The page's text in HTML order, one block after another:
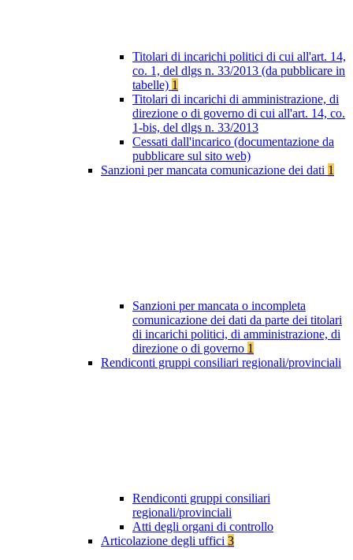
Titolari di incarichi politici di cui all'art. 14,
co. 1, del dlgs n. 33/2013 (da pubblicare in
tabelle) 1
Titolari di incarichi di amministrazione, di
direzione o di governo di cui all'art. 14, co.
1-bis, del dlgs n. 33/2013
Cessati dall'incarico (documentazione da
pubblicare sul sito web)
Sanzioni per mancata comunicazione dei dati 1
Sanzioni per mancata o incompleta
comunicazione dei dati da parte dei titolari
di incarichi politici, di amministrazione, di
direzione o di governo 1
Rendiconti gruppi consiliari regionali/provinciali
Rendiconti gruppi consiliari
regionali/provinciali
Atti degli organi di controllo
Articolazione degli uffici 3